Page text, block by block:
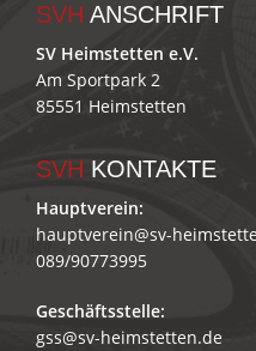
SVH ANSCHRIFT
SV Heimstetten e.V.
Am Sportpark 2
85551 Heimstetten
SVH KONTAKTE
Hauptverein:
hauptverein@sv-
089/90773995
Geschäftsstelle:
gss@sv-heimstetten.de